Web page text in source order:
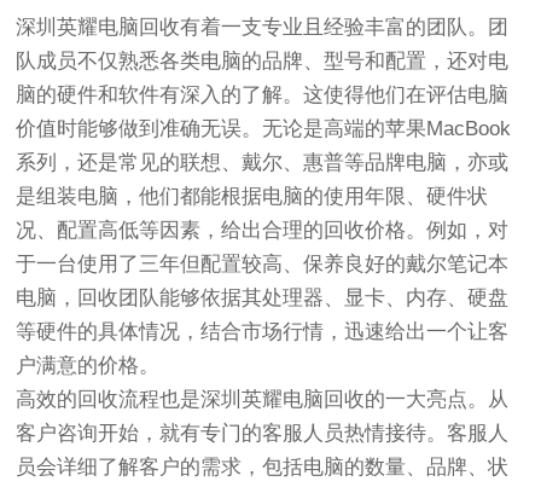
深圳英耀电脑回收有着一支专业且经验丰富的团队。团
队成员不仅熟悉各类电脑的品牌、型号和配置，还对电
脑的硬件和软件有深入的了解。这使得他们在评估电脑
价值时能够做到准确无误。无论是高端的苹果MacBook
系列，还是常见的联想、戴尔、惠普等品牌电脑，亦或
是组装电脑，他们都能根据电脑的使用年限、硬件状
况、配置高低等因素，给出合理的回收价格。例如，对
于一台使用了三年但配置较高、保养良好的戴尔笔记本
电脑，回收团队能够依据其处理器、显卡、内存、硬盘
等硬件的具体情况，结合市场行情，迅速给出一个让客
户满意的价格。
高效的回收流程也是深圳英耀电脑回收的一大亮点。从
客户咨询开始，就有专门的客服人员热情接待。客服人
员会详细了解客户的需求，包括电脑的数量、品牌、状